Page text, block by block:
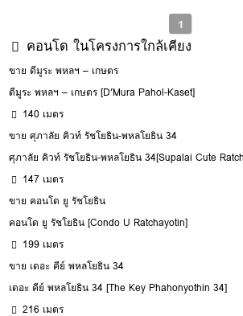
1
คอนโด ในโครงการใกล้เคียง
ขาย ดีมูระ พหลฯ – เกษตร
ดีมูระ พหลฯ – เกษตร [D’Mura Pahol-Kaset]
140 เมตร
ขาย ศุภาลัย คิวท์ รัชโยธิน-พหลโยธิน 34
147 เมตร
ขาย คอนโด ยู รัชโยธิน
คอนโด ยู รัชโยธิน [Condo U Ratchayotin]
199 เมตร
ขาย เดอะ คีย์ พหลโยธิน 34
เดอะ คีย์ พหลโยธิน 34 [The Key Phahonyothin 34]
216 เมตร